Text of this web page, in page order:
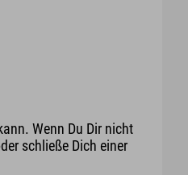
Wenn Du Dir nicht
schließe Dich einer